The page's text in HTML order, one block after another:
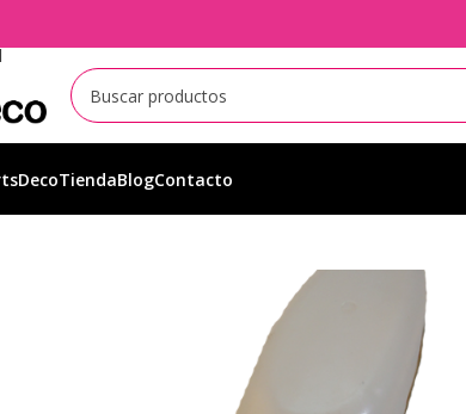
TiendaBlogContacto